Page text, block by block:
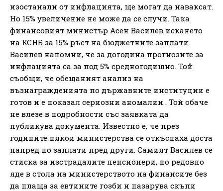
изостанали от инфлацията, ще могат да наваксат.
Но 15% увеличение не може да се случи. Така
финансовият министър Асен Василев искането
на КСНБ за 15% ръст на бюджетните заплати.
Василев напомни, че за догодина прогнозите за
инфлацията са за под 5% средногодишно. Той
съобщи, че обещаният анализ на
възнагражденията по държавните институции е
готов и е показал сериозни аномалии . Той обаче
не влезе в подробности със заявката да
публикува документа. Известно е, че през
годините някои министерства се откъснаха доста
напред по заплати пред други. Самият Василев се
стиска за изстрадалите пенсионери, но редовно
яде в стола на министерството на финансите без
да плаща за евтините гозби и пазарува скъпи